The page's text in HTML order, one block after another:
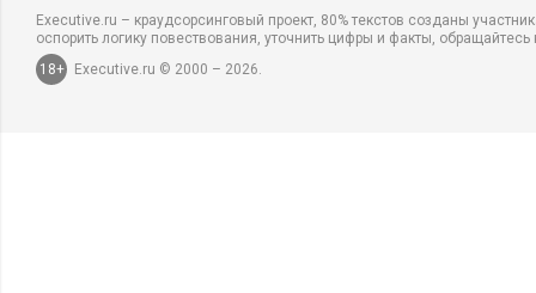
Executive.ru – краудсорсинговый проект, 80% текстов созданы
оспорить логику повествования, уточнить цифры и факты,
18+
Executive.ru © 2000 – 2026.